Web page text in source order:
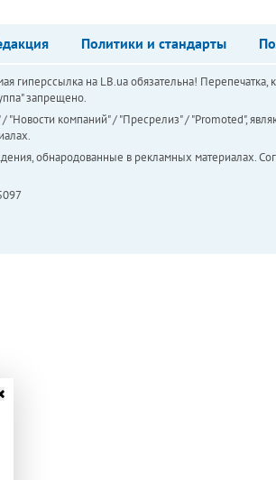
Политики и стандарты
гиперссылка на LB.ua обязательна!
запрещено.
компаний" / "Пресрелиз" / "Promoted",
обнародованные в рекламных материалах.